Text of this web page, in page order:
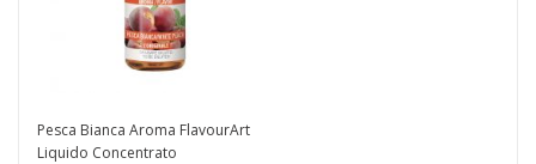
Pesca Bianca Aroma FlavourArt
Liquido Concentrato